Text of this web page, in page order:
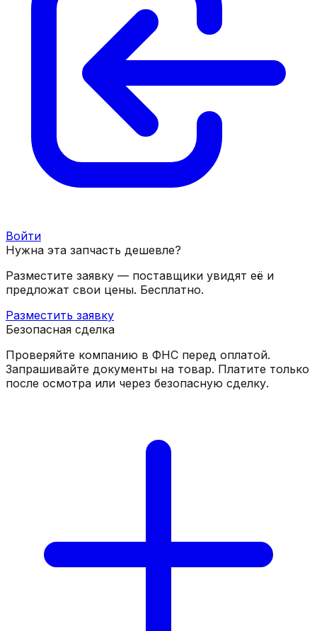
Войти
Нужна эта запчасть дешевле?
Разместите заявку — поставщики увидят её и
предложат свои цены. Бесплатно.
Разместить заявку
Безопасная сделка
Проверяйте компанию в ФНС перед оплатой.
Запрашивайте документы на товар. Платите только
после осмотра или через безопасную сделку.